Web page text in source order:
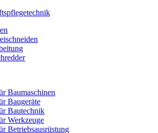
Baumaschinen
Baugeräte
Bautechnik
Werkzeuge
Betriebsausrüstung